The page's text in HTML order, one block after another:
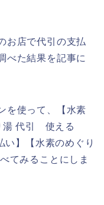
お店で代引の支払
べた結果を記事に
を使って、【水素
湯 代引 使える
い】【水素のめぐり
てみることにしま